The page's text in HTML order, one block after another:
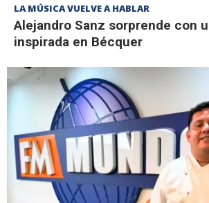
LA MÚSICA VUELVE A HABLAR
Alejandro Sanz sorprende con
inspirada en Bécquer